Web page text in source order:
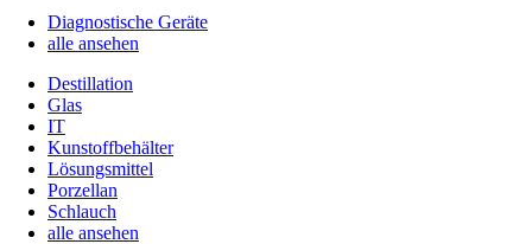
Diagnostische Geräte
alle ansehen
Destillation
Glas
IT
Kunstoffbehälter
Lösungsmittel
Porzellan
Schlauch
alle ansehen